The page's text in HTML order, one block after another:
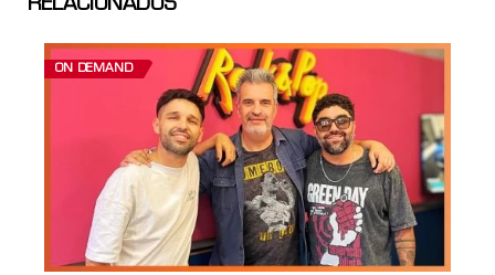
RELACIONADOS
ON DEMAND